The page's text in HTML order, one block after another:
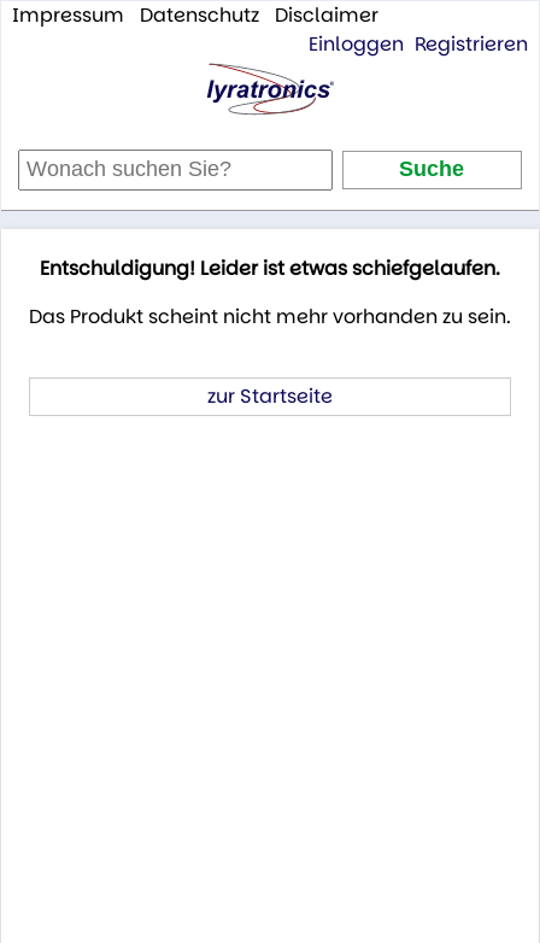
Impressum Datenschutz
Disclaimer
Einloggen Registrieren
Entschuldigung! Leider ist etwas schiefgelaufen.
Das Produkt scheint nicht mehr vorhanden zu sein.
zur Startseite